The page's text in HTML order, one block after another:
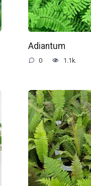
Adiantum
0 1.1k.